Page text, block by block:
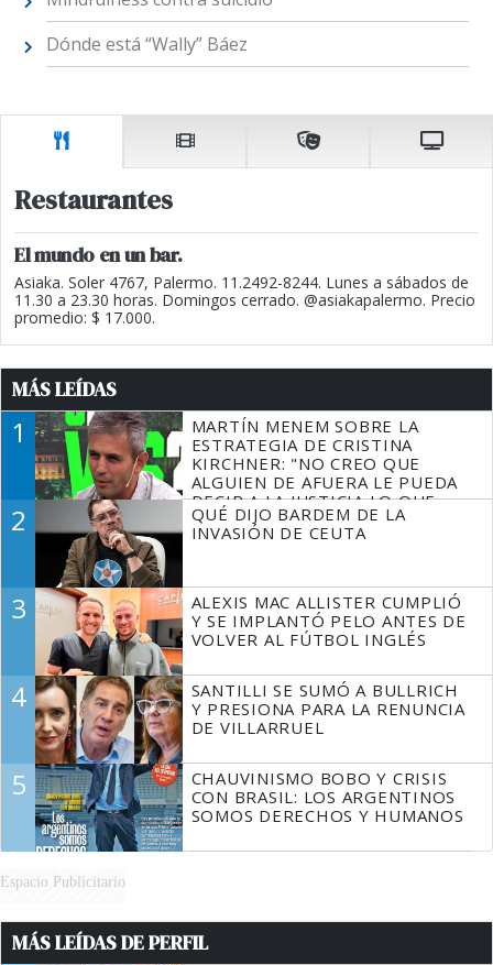
Dónde está “Wally” Báez
Restaurantes
El mundo en un bar.
Asiaka. Soler 4767, Palermo. 11.2492-8244. Lunes a sábados de
11.30 a 23.30 horas. Domingos cerrado. @asiakapalermo. Precio
promedio: $ 17.000.
MÁS LEÍDAS
1
MARTÍN MENEM SOBRE LA
ESTRATEGIA DE CRISTINA
KIRCHNER: "NO CREO QUE
ALGUIEN DE AFUERA LE PUEDA
DECIR A LA JUSTICIA LO QUE
TIENE QUE HACER"
2
QUÉ DIJO BARDEM DE LA
INVASIÓN DE CEUTA
3
ALEXIS MAC ALLISTER CUMPLIÓ
Y SE IMPLANTÓ PELO ANTES DE
VOLVER AL FÚTBOL INGLÉS
4
SANTILLI SE SUMÓ A BULLRICH
Y PRESIONA PARA LA RENUNCIA
DE VILLARRUEL
5
CHAUVINISMO BOBO Y CRISIS
CON BRASIL: LOS ARGENTINOS
SOMOS DERECHOS Y HUMANOS
Espacio Publicitario
MÁS LEÍDAS DE PERFIL